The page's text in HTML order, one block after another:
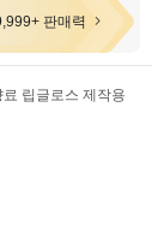
판매력
립글로스 제작용